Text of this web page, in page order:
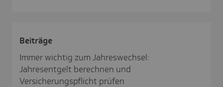
Beiträge
Immer wichtig zum Jahreswechsel:
Jahresentgelt berechnen und
Versicherungspflicht prüfen